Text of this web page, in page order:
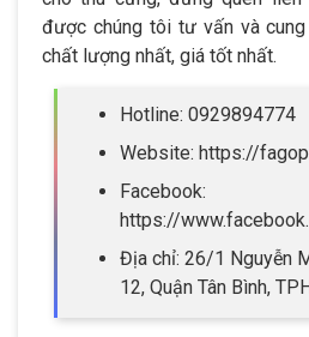
được chúng tôi tư vấn và
chất lượng nhất, giá tốt nhất.
Hotline: 0929894774
Website: https://
Facebook:
https://
Địa chỉ: 26/1 Nguyễn
12, Quận Tân Bình,